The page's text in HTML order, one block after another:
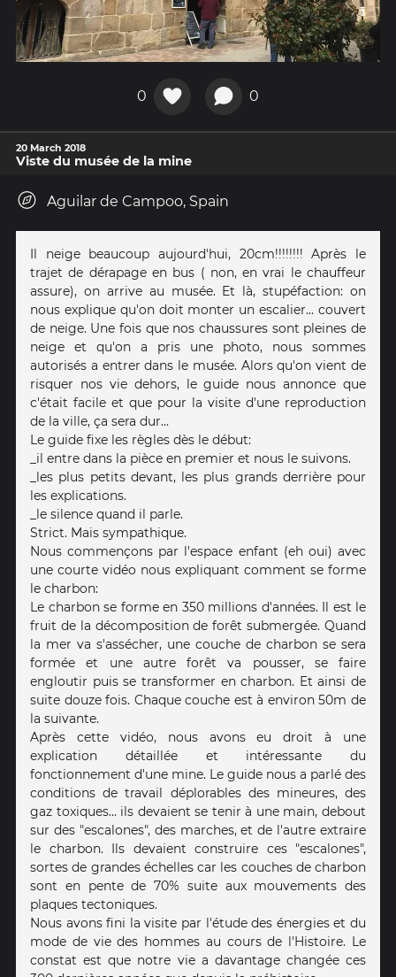
0 0
20 March 2018
Viste du musée de la mine
Aguilar de Campoo, Spain
Il neige beaucoup aujourd'hui, 20cm!!!!!!!! Après le
trajet de dérapage en bus ( non, en vrai le chauffeur
assure), on arrive au musée. Et là, stupéfaction: on
nous explique qu'on doit monter un escalier... couvert
de neige. Une fois que nos chaussures sont pleines de
neige et qu'on a pris une photo, nous sommes
autorisés a entrer dans le musée. Alors qu'on vient de
risquer nos vie dehors, le guide nous annonce que
c'était facile et que pour la visite d'une reproduction
de la ville, ça sera dur...
Le guide fixe les règles dès le début:
_il entre dans la pièce en premier et nous le suivons.
_les plus petits devant, les plus grands derrière pour
les explications.
_le silence quand il parle.
Strict. Mais sympathique.
Nous commençons par l'espace enfant (eh oui) avec
une courte vidéo nous expliquant comment se forme
le charbon:
Le charbon se forme en 350 millions d'années. Il est le
fruit de la décomposition de forêt submergée. Quand
la mer va s'assécher, une couche de charbon se sera
formée et une autre forêt va pousser, se faire
engloutir puis se transformer en charbon. Et ainsi de
suite douze fois. Chaque couche est à environ 50m de
la suivante.
Après cette vidéo, nous avons eu droit à une
explication détaillée et intéressante du
fonctionnement d'une mine. Le guide nous a parlé des
conditions de travail déplorables des mineures, des
gaz toxiques... ils devaient se tenir à une main, debout
sur des "escalones", des marches, et de l'autre extraire
le charbon. Ils devaient construire ces "escalones",
sortes de grandes échelles car les couches de charbon
sont en pente de 70% suite aux mouvements des
plaques tectoniques.
Nous avons fini la visite par l'étude des énergies et du
mode de vie des hommes au cours de l'Histoire. Le
constat est que notre vie a davantage changée ces